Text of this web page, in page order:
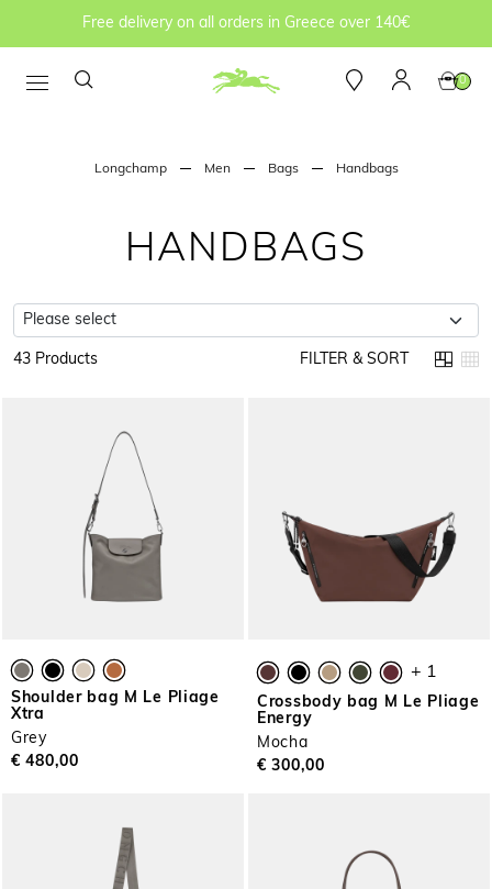
Free delivery on all orders in Greece over 140€
0
Longchamp Men Bags Handbags
HANDBAGS
43 Products FILTER & SORT
Shoulder bag M Le Pliage
Xtra
Grey
€ 480,00
+ 1
Crossbody bag M Le Pliage
Energy
Mocha
€ 300,00